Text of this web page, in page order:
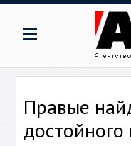
Правые